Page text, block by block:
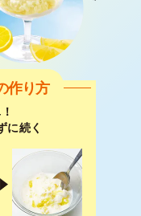
作り方
に続く